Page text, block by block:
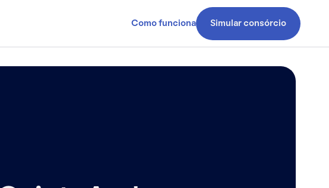
Como funciona Simular consórcio